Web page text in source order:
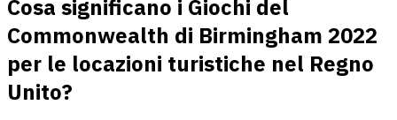
Cosa significano i Giochi del
Commonwealth di Birmingham 2022
per le locazioni turistiche nel Regno
Unito?